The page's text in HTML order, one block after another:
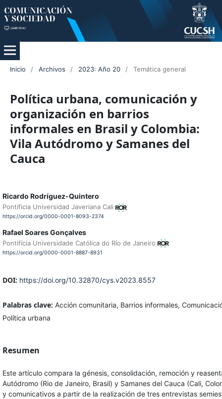
Inicio / Archivos / 2023: Año 20 / Temática general
Política urbana, comunicación y
organización en barrios
informales en Brasil y Colombia:
Vila Autódromo y Samanes del
Cauca
Ricardo Rodríguez-Quintero
Pontificia Universidad Javeriana Cali
https://orcid.org/0000-0001-8093-2374
Rafael Soares Gonçalves
Pontifícia Universidade Católica do Río de Janeiro
https://orcid.org/0000-0001-8887-8931
DOI: https://doi.org/10.32870/cys.v2023.8557
Palabras clave: Acción comunitaria, Barrios informales,
Política urbana
Resumen
Este artículo compara la génesis, consolidación, remoción y
Autódromo (Rio de Janeiro, Brasil) y Samanes del Cauca (Cali,
y comunicativos a partir de la realización de tres entrevistas